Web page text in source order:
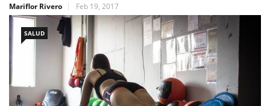
Mariflor Rivero
Feb 19, 2017
SALUD